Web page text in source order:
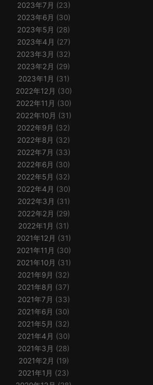
2023年7月 (23)
2023年6月 (30)
2023年5月 (28)
2023年4月 (27)
2023年3月 (32)
2023年2月 (29)
2023年1月 (31)
2022年12月 (30)
2022年11月 (30)
2022年10月 (31)
2022年9月 (32)
2022年8月 (32)
2022年7月 (33)
2022年6月 (30)
2022年5月 (32)
2022年4月 (30)
2022年3月 (31)
2022年2月 (29)
2022年1月 (31)
2021年12月 (31)
2021年11月 (30)
2021年10月 (31)
2021年9月 (32)
2021年8月 (37)
2021年7月 (33)
2021年6月 (30)
2021年5月 (32)
2021年4月 (30)
2021年3月 (28)
2021年2月 (19)
2021年1月 (23)